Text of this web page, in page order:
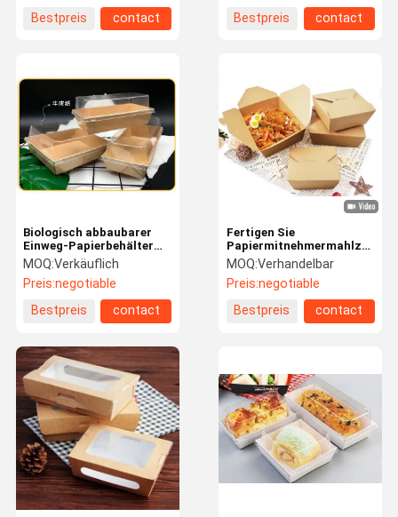
Bestpreis
contact
Bestpreis
contact
Biologisch abbaubarer
Einweg-Papierbehälter
zum Mitnehmen aus
Papier in
Lebensmittelqualität
MOQ:Verkäuflich
Preis:negotiable
Bestpreis
contact
Fertigen Sie
Papiermitnehmermahlzeit-
Nahrungsmittelkasten
kasten-Druck
aufbereiteten
Paperfolding
kundenspezifisch an
MOQ:Verhandelbar
Preis:negotiable
Bestpreis
contact